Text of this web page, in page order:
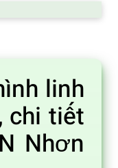
linh
chi tiết
Nhơn